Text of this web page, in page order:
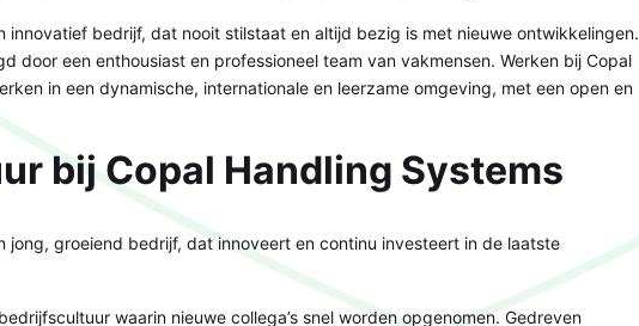
innovatief bedrijf, dat nooit stilstaat en altijd bezig is met nieuwe ontwikkelingen.
door een enthousiast en professioneel team van vakmensen. Werken bij Copal
in een dynamische, internationale en leerzame omgeving, met een open en
bij Copal Handling Systems
jong, groeiend bedrijf, dat innoveert en continu investeert in de laatste
waarin nieuwe collega’s snel worden opgenomen. Gedreven